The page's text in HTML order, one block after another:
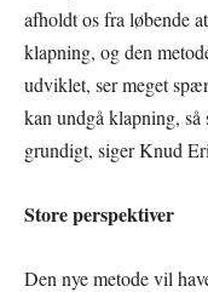
afholdt os fra løbende
klapning, og den
udviklet, ser meget
kan undgå klapning,
grundigt, siger Knud
Store perspektiver
Den nye metode vil